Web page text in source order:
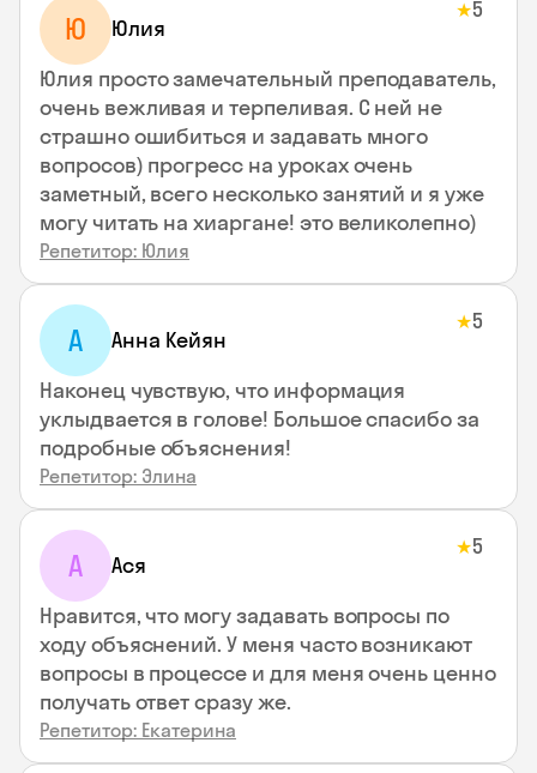
Ю Юлия
★5
Юлия просто замечательный преподаватель,
очень вежливая и терпеливая. С ней не
страшно ошибиться и задавать много
вопросов) прогресс на уроках очень
заметный, всего несколько занятий и я уже
могу читать на хиаргане! это великолепно)
Репетитор: Юлия
А Анна Кейян
★5
Наконец чувствую, что информация
уклыдвается в голове! Большое спасибо за
подробные объяснения!
Репетитор: Элина
А Ася
★5
Нравится, что могу задавать вопросы по
ходу объяснений. У меня часто возникают
вопросы в процессе и для меня очень ценно
получать ответ сразу же.
Репетитор: Екатерина